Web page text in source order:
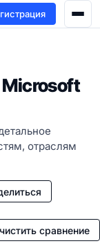
отраслям
сравнение